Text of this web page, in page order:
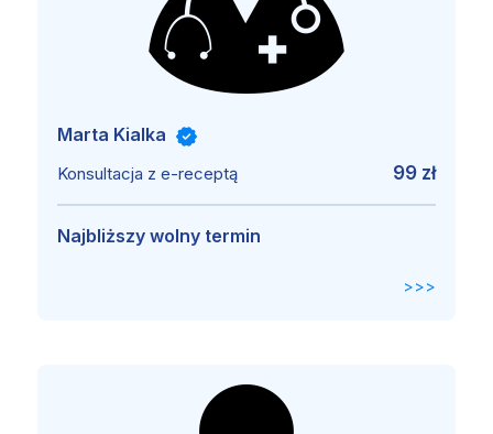
Marta Kialka
Konsultacja z e-receptą 99 zł
Najbliższy wolny termin
>>>